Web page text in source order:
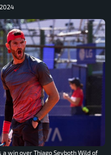
win over Thiago Seyboth Wild of